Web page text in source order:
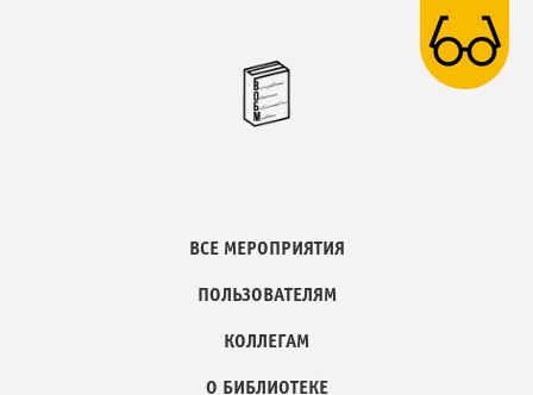
ВСЕ МЕРОПРИЯТИЯ
ПОЛЬЗОВАТЕЛЯМ
КОЛЛЕГАМ
О БИБЛИОТЕКЕ